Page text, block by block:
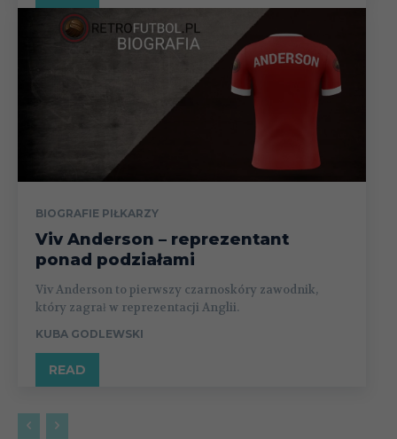
BIOGRAFIE PIŁKARZY
Viv Anderson – reprezentant
ponad podziałami
Viv Anderson to pierwszy czarnoskóry zawodnik,
który zagrał w reprezentacji Anglii.
KUBA GODLEWSKI
READ